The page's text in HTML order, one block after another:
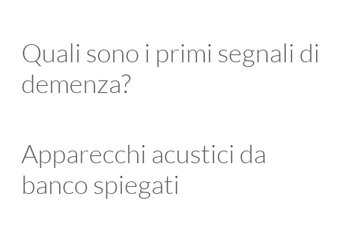
Quali sono i primi segnali di
demenza?
Apparecchi acustici da
banco spiegati